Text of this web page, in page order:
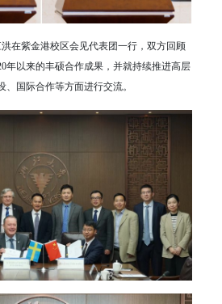
在紫金港校区会见代表团一行，双方回顾
年以来的丰硕合作成果，并就持续推进高层
国际合作等方面进行交流。